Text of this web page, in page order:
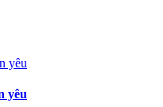
yêu